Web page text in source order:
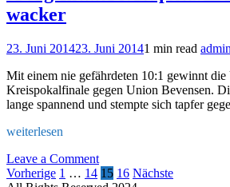
wacker
23. Juni 201423. Juni 20141 min read admin
Mit einem nie gefährdeten 10:1 gewinnt die
Kreispokalfinale gegen Union Bevensen.
lange spannend und stempte sich tapfer
weiterlesen
Leave a Commenton
U15
Seitennummerierung
Vorherige 1 … 14 15 16 Nächste